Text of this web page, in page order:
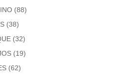
(88)
(38)
(32)
(19)
(62)